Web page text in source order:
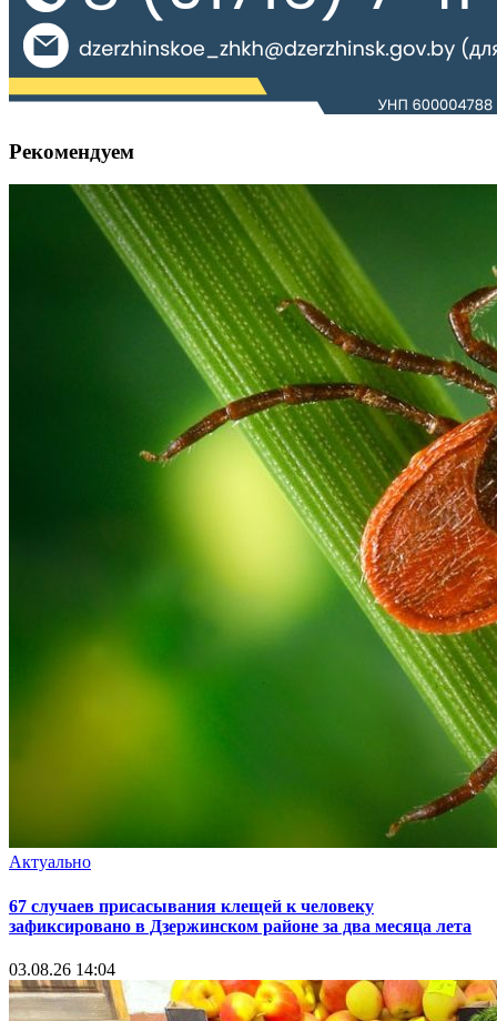
Рекомендуем
Актуально
67 случаев присасывания клещей к человеку
зафиксировано в Дзержинском районе за два месяца лета
03.08.26 14:04